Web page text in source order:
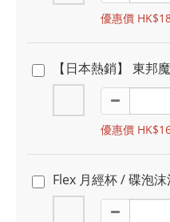
優惠價
【日本熱銷】 東邦
優惠價
Flex 月經杯 / 碟泡